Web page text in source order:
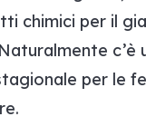
chimici per il
c’è
per le